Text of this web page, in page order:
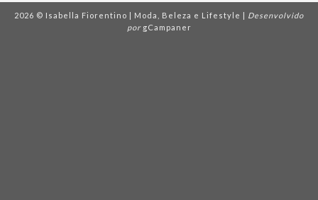
2026 © Isabella Fiorentino | Moda, Beleza e Lifestyle | Desenvolvido
por gCampaner